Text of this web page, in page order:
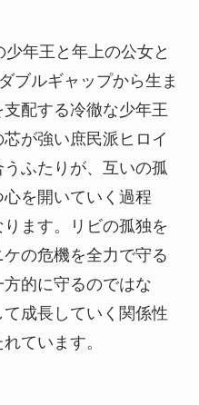
年王と年上の公女と
ブルギャップから生ま
配する冷徹な少年王
が強い庶民派ヒロイ
ふたりが、互いの孤
を開いていく過程
ます。リビの孤独を
の危機を全力で守る
的に守るのではな
成長していく関係性
ています。